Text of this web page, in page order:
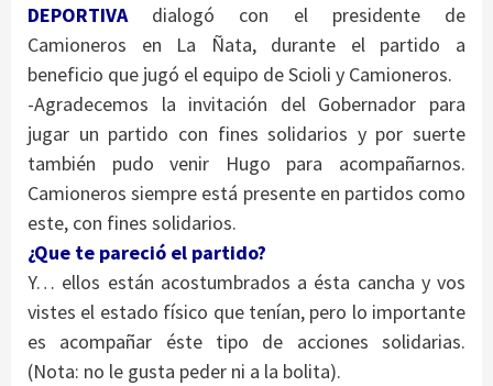
DEPORTIVAdialogó con el presidente de
Camioneros en La Ñata, durante el partido a
beneficio que jugó el equipo de Scioli y Camioneros.
-Agradecemos la invitación del Gobernador para
jugar un partido con fines solidarios y por suerte
también pudo venir Hugo para acompañarnos.
Camioneros siempre está presente en partidos como
este, con fines solidarios.
¿Que te pareció el partido?
Y… ellos están acostumbrados a ésta cancha y vos
vistes el estado físico que tenían, pero lo importante
es acompañar éste tipo de acciones solidarias.
(Nota: no le gusta peder ni a la bolita).